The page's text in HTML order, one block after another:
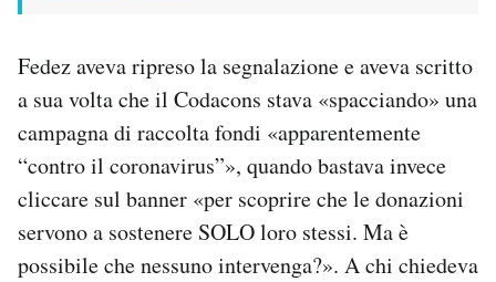
Fedez aveva ripreso la segnalazione e aveva scritto
a sua volta che il Codacons stava «spacciando» una
campagna di raccolta fondi «apparentemente
“contro il coronavirus”», quando bastava invece
cliccare sul banner «per scoprire che le donazioni
servono a sostenere SOLO loro stessi. Ma è
possibile che nessuno intervenga?». A chi chiedeva